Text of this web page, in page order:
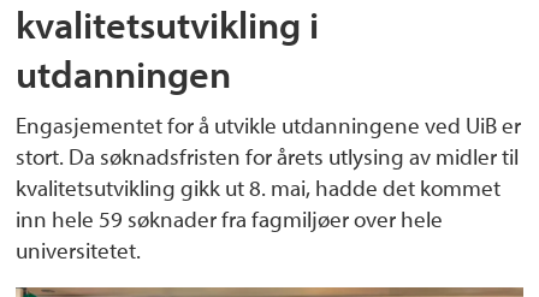
kvalitetsutvikling i
utdanningen
Engasjementet for å utvikle utdanningene ved UiB er
stort. Da søknadsfristen for årets utlysing av midler til
kvalitetsutvikling gikk ut 8. mai, hadde det kommet
inn hele 59 søknader fra fagmiljøer over hele
universitetet.